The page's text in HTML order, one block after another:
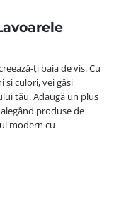
ți baia de vis. Cu
și culori, vei găsi
tău. Adaugă un plus
produse de
modern cu